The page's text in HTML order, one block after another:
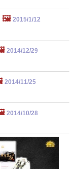
🖼️ 2015/1/12
2014/12/29
2014/11/25
2014/10/28